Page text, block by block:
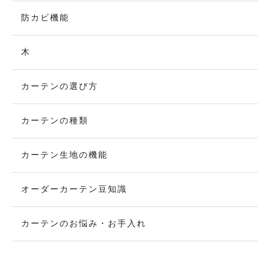
防カビ機能
木
カーテンの選び方
カーテンの種類
カーテン生地の機能
オーダーカーテン豆知識
カーテンのお悩み・お手入れ